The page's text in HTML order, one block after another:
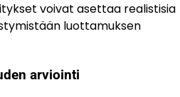
voivat asettaa realistisia
luottamuksen
arviointi